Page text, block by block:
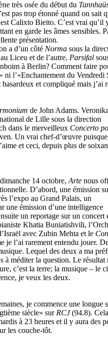
très osée du début du
pas trop étonné quand on sait
Calixto Bieito. C’est vrai qu’il
en garde les âmes sensibles.
présentation.
a d’un côté Norma sous la
Liceu et de l’autre, Parsifal
à Berlin? Comment faire
ni l’«Enchantement du Vendredi
hasardeux et compliqué mais j’ai
de John Adams.
de Lille sous la direction
dans le merveilleux Concerto
Un vrai chef-d’œuvre
et ceci, depuis plus de
14 octobre, Arte nous
D’abord, une émission
l’expo au Grand Palais, un
une émission d’une intelligence
un reportage sur un concert
Khatia Buniatishvili,
avec Zubin Mehta et le
je l’ai rarement entendu jouer.
Lequel des deux a ma
à méditer la question. Le résultat
c’est la terre; la musique – le
je veux les deux.
je commence une longue
siècle» sur RCJ(94.8).
à 23 heures et il y aura des
les couche-tôt.